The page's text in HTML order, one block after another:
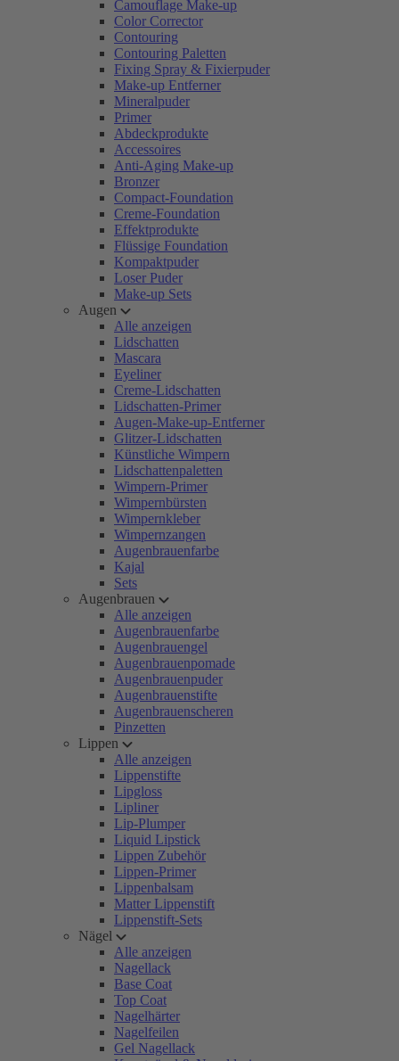
Camouflage Make-up
Color Corrector
Contouring
Contouring Paletten
Fixing Spray & Fixierpuder
Make-up Entferner
Mineralpuder
Primer
Abdeckprodukte
Accessoires
Anti-Aging Make-up
Bronzer
Compact-Foundation
Creme-Foundation
Effektprodukte
Flüssige Foundation
Kompaktpuder
Loser Puder
Make-up Sets
Augen
Alle anzeigen
Lidschatten
Mascara
Eyeliner
Creme-Lidschatten
Lidschatten-Primer
Augen-Make-up-Entferner
Glitzer-Lidschatten
Künstliche Wimpern
Lidschattenpaletten
Wimpern-Primer
Wimpernbürsten
Wimpernkleber
Wimpernzangen
Augenbrauenfarbe
Kajal
Sets
Augenbrauen
Alle anzeigen
Augenbrauenfarbe
Augenbrauengel
Augenbrauenpomade
Augenbrauenpuder
Augenbrauenstifte
Augenbrauenscheren
Pinzetten
Lippen
Alle anzeigen
Lippenstifte
Lipgloss
Lipliner
Lip-Plumper
Liquid Lipstick
Lippen Zubehör
Lippen-Primer
Lippenbalsam
Matter Lippenstift
Lippenstift-Sets
Nägel
Alle anzeigen
Nagellack
Base Coat
Top Coat
Nagelhärter
Nagelfeilen
Gel Nagellack